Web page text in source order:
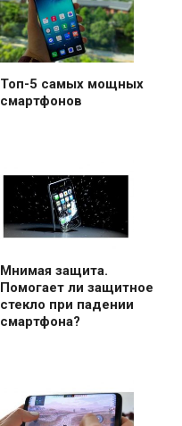
Топ-5 самых мощных
смартфонов
Мнимая защита.
Помогает ли защитное
стекло при падении
смартфона?